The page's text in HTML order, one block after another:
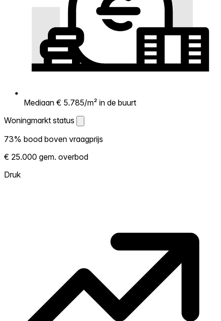
Mediaan € 5.785/m² in de buurt
Woningmarkt status
Woningmarkt status
Laat zien hoe competitief de markt hier is.
Hoe meer woningen boven vraagprijs
verkopen, hoe heter. Heet? Verwacht
73% bood boven vraagprijs
€ 25.000 gem. overbod
Druk